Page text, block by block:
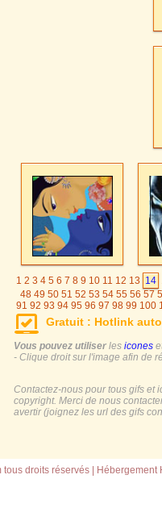
1 2 3 4 5 6 7 8 9 10 11 12 13 14
48 49 50 51 52 53 54 55 56 57
91 92 93 94 95 96 97 98 99 100
125
126 127 128 129 130 131
155
156 157 158 159 160 161
Gratuit : Hotlink
Vous pouvez utiliser les icones
- Clique droit sur l'image afin de
Contactez-nous pour tous gifs et
copyright. Merci de nous
avertir (joignez les url des gifs
droits réservés | Hébergement